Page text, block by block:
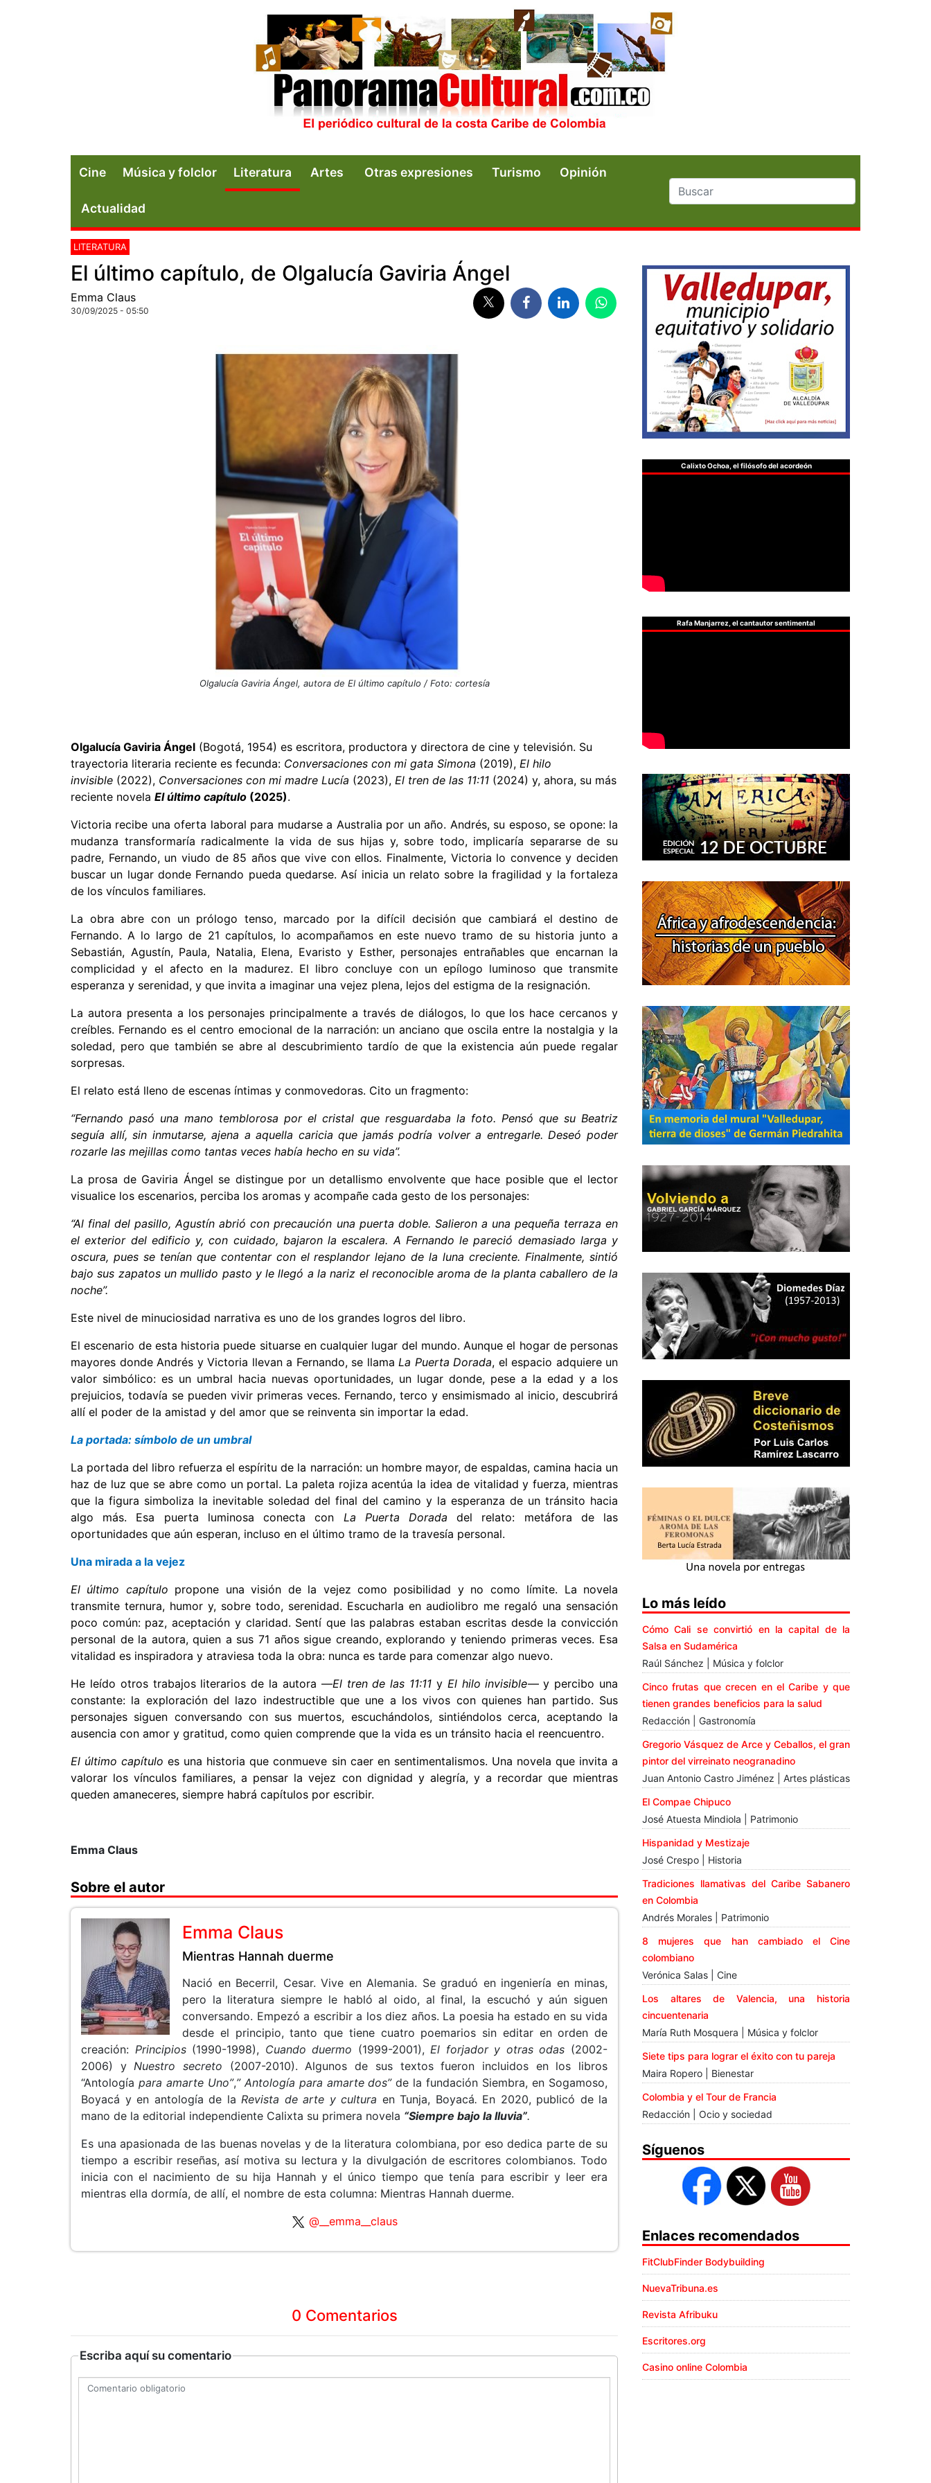
Cine Música y folclor Literatura Artes Otras expresiones Turismo Opinión
Actualidad
LITERATURA
El último capítulo, de Olgalucía Gaviria Ángel
Emma Claus
30/09/2025 - 05:50
Olgalucía Gaviria Ángel, autora de El último capítulo / Foto: cortesía
Olgalucía Gaviria Ángel (Bogotá, 1954) es escritora, productora y directora de cine y televisión. Su
trayectoria literaria reciente es fecunda: Conversaciones con mi gata Simona (2019), El hilo
invisible (2022), Conversaciones con mi madre Lucía (2023), El tren de las 11:11 (2024) y, ahora, su más
reciente novela El último capítulo (2025).
Victoria recibe una oferta laboral para mudarse a Australia por un año. Andrés, su esposo, se opone: la
mudanza transformaría radicalmente la vida de sus hijas y, sobre todo, implicaría separarse de su
padre, Fernando, un viudo de 85 años que vive con ellos. Finalmente, Victoria lo convence y deciden
buscar un lugar donde Fernando pueda quedarse. Así inicia un relato sobre la fragilidad y la fortaleza
de los vínculos familiares.
La obra abre con un prólogo tenso, marcado por la difícil decisión que cambiará el destino de
Fernando. A lo largo de 21 capítulos, lo acompañamos en este nuevo tramo de su historia junto a
Sebastián, Agustín, Paula, Natalia, Elena, Evaristo y Esther, personajes entrañables que encarnan la
complicidad y el afecto en la madurez. El libro concluye con un epílogo luminoso que transmite
esperanza y serenidad, y que invita a imaginar una vejez plena, lejos del estigma de la resignación.
La autora presenta a los personajes principalmente a través de diálogos, lo que los hace cercanos y
creíbles. Fernando es el centro emocional de la narración: un anciano que oscila entre la nostalgia y la
soledad, pero que también se abre al descubrimiento tardío de que la existencia aún puede regalar
sorpresas.
El relato está lleno de escenas íntimas y conmovedoras. Cito un fragmento:
“Fernando pasó una mano temblorosa por el cristal que resguardaba la foto. Pensó que su Beatriz
seguía allí, sin inmutarse, ajena a aquella caricia que jamás podría volver a entregarle. Deseó poder
rozarle las mejillas como tantas veces había hecho en su vida”.
La prosa de Gaviria Ángel se distingue por un detallismo envolvente que hace posible que el lector
visualice los escenarios, perciba los aromas y acompañe cada gesto de los personajes:
“Al final del pasillo, Agustín abrió con precaución una puerta doble. Salieron a una pequeña terraza en
el exterior del edificio y, con cuidado, bajaron la escalera. A Fernando le pareció demasiado larga y
oscura, pues se tenían que contentar con el resplandor lejano de la luna creciente. Finalmente, sintió
bajo sus zapatos un mullido pasto y le llegó a la nariz el reconocible aroma de la planta caballero de la
noche”.
Este nivel de minuciosidad narrativa es uno de los grandes logros del libro.
El escenario de esta historia puede situarse en cualquier lugar del mundo. Aunque el hogar de personas
mayores donde Andrés y Victoria llevan a Fernando, se llama La Puerta Dorada, el espacio adquiere un
valor simbólico: es un umbral hacia nuevas oportunidades, un lugar donde, pese a la edad y a los
prejuicios, todavía se pueden vivir primeras veces. Fernando, terco y ensimismado al inicio, descubrirá
allí el poder de la amistad y del amor que se reinventa sin importar la edad.
La portada: símbolo de un umbral
La portada del libro refuerza el espíritu de la narración: un hombre mayor, de espaldas, camina hacia un
haz de luz que se abre como un portal. La paleta rojiza acentúa la idea de vitalidad y fuerza, mientras
que la figura simboliza la inevitable soledad del final del camino y la esperanza de un tránsito hacia
algo más. Esa puerta luminosa conecta con La Puerta Dorada del relato: metáfora de las
oportunidades que aún esperan, incluso en el último tramo de la travesía personal.
Una mirada a la vejez
El último capítulo propone una visión de la vejez como posibilidad y no como límite. La novela
transmite ternura, humor y, sobre todo, serenidad. Escucharla en audiolibro me regaló una sensación
poco común: paz, aceptación y claridad. Sentí que las palabras estaban escritas desde la convicción
personal de la autora, quien a sus 71 años sigue creando, explorando y teniendo primeras veces. Esa
vitalidad es inspiradora y atraviesa toda la obra: nunca es tarde para comenzar algo nuevo.
He leído otros trabajos literarios de la autora —El tren de las 11:11 y El hilo invisible— y percibo una
constante: la exploración del lazo indestructible que une a los vivos con quienes han partido. Sus
personajes siguen conversando con sus muertos, escuchándolos, sintiéndolos cerca, aceptando la
ausencia con amor y gratitud, como quien comprende que la vida es un tránsito hacia el reencuentro.
El último capítulo es una historia que conmueve sin caer en sentimentalismos. Una novela que invita a
valorar los vínculos familiares, a pensar la vejez con dignidad y alegría, y a recordar que mientras
queden amaneceres, siempre habrá capítulos por escribir.
Emma Claus
Sobre el autor
Emma Claus
Mientras Hannah duerme
Nació en Becerril, Cesar. Vive en Alemania. Se graduó en ingeniería en minas,
pero la literatura siempre le habló al oido, al final, la escuchó y aún siguen
conversando. Empezó a escribir a los diez años. La poesia ha estado en su vida
desde el principio, tanto que tiene cuatro poemarios sin editar en orden de
creación: Principios(1990-1998), Cuando duermo (1999-2001),El forjador y otras odas (2002-
2006) yNuestro secreto (2007-2010). Algunos de sus textos fueron incluidos en los libros
“Antología para amarte Uno”,” Antología para amarte dos”de la fundación Siembra, en Sogamoso,
Boyacá y en antología de la Revista de arte y cultura en Tunja, Boyacá. En 2020, publicó de la
mano de la editorial independiente Calixta su primera novela “Siempre bajo la lluvia”.
Es una apasionada de las buenas novelas y de la literatura colombiana, por eso dedica parte de su
tiempo a escribir reseñas, así motiva su lectura y la divulgación de escritores colombianos. Todo
inicia con el nacimiento de su hija Hannah y el único tiempo que tenía para escribir y leer era
mientras ella dormía, de allí, el nombre de esta columna: Mientras Hannah duerme.
@__emma__claus
0 Comentarios
Escriba aquí su comentario
Calixto Ochoa, el filósofo del acordeón
Rafa Manjarrez, el cantautor sentimental
Lo más leído
Cómo Cali se convirtió en la capital de la
Salsa en Sudamérica
Raúl Sánchez | Música y folclor
Cinco frutas que crecen en el Caribe y que
tienen grandes beneficios para la salud
Redacción | Gastronomía
Gregorio Vásquez de Arce y Ceballos, el gran
pintor del virreinato neogranadino
Juan Antonio Castro Jiménez | Artes plásticas
El Compae Chipuco
José Atuesta Mindiola | Patrimonio
Hispanidad y Mestizaje
José Crespo | Historia
Tradiciones llamativas del Caribe Sabanero
en Colombia
Andrés Morales | Patrimonio
8 mujeres que han cambiado el Cine
colombiano
Verónica Salas | Cine
Los altares de Valencia, una historia
cincuentenaria
María Ruth Mosquera | Música y folclor
Siete tips para lograr el éxito con tu pareja
Maira Ropero | Bienestar
Colombia y el Tour de Francia
Redacción | Ocio y sociedad
Síguenos
Enlaces recomendados
FitClubFinder Bodybuilding
NuevaTribuna.es
Revista Afribuku
Escritores.org
Casino online Colombia